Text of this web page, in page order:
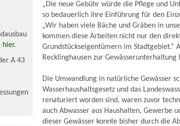
hier.
A 43
„Die neue Gebühr würde die Pflege und
so bedauerlich ihre Einführung für den
„Wir haben viele Bäche und Gräben in
kommen diese Arbeiten nicht nur den
Grundstückseigentümern im Stadtgebiet.“
Recklinghausen zur Gewässerunterhaltung
Die Umwandlung in natürliche Gewässer
Wasserhaushaltsgesetz und das
renaturiert worden sind, waren zuvor
auch Abwasser aus Haushalten, Gewerbe
dieser Gewässer konnte bisher durch die